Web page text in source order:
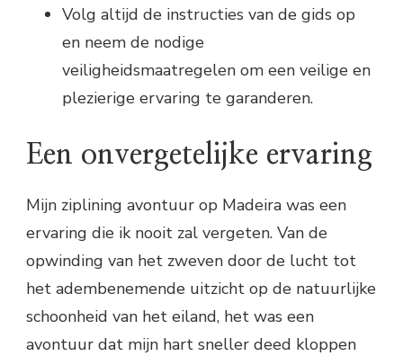
Volg altijd de instructies van de gids op
en neem de nodige
veiligheidsmaatregelen om een veilige en
plezierige ervaring te garanderen.
Een onvergetelijke ervaring
Mijn ziplining avontuur op Madeira was een
ervaring die ik nooit zal vergeten. Van de
opwinding van het zweven door de lucht tot
het adembenemende uitzicht op de natuurlijke
schoonheid van het eiland, het was een
avontuur dat mijn hart sneller deed kloppen